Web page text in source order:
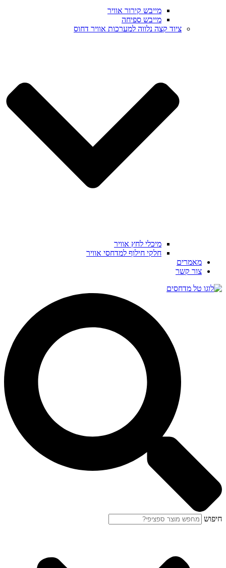
מייבש קירור אוויר
מייבש ספיחה
ציוד קצה נלווה למערכות אוויר דחוס
מיכלי לחץ אוויר
חלקי חילוף למדחסי אוויר
מאמרים
צור קשר
חיפוש